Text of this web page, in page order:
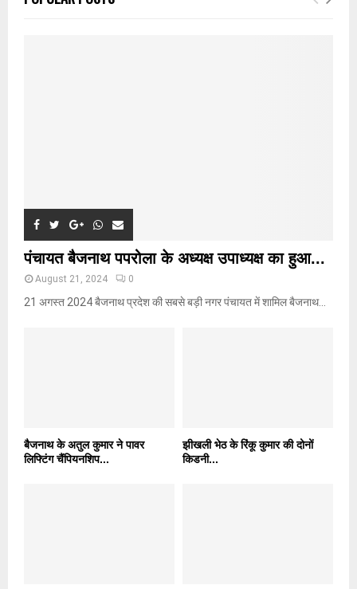
h
पंचायत बैजनाथ पपरोला के अध्यक्ष उपाध्यक्ष का हुआ...
August 21, 2024 0
21 अगस्त 2024 बैजनाथ प्रदेश की सबसे बड़ी नगर पंचायत में शामिल बैजनाथ...
बैजनाथ के अतुल कुमार ने पावर
लिफ्टिंग चैंपियनशिप...
झीखली भेठ के रिंकू कुमार की दोनों
किडनी...